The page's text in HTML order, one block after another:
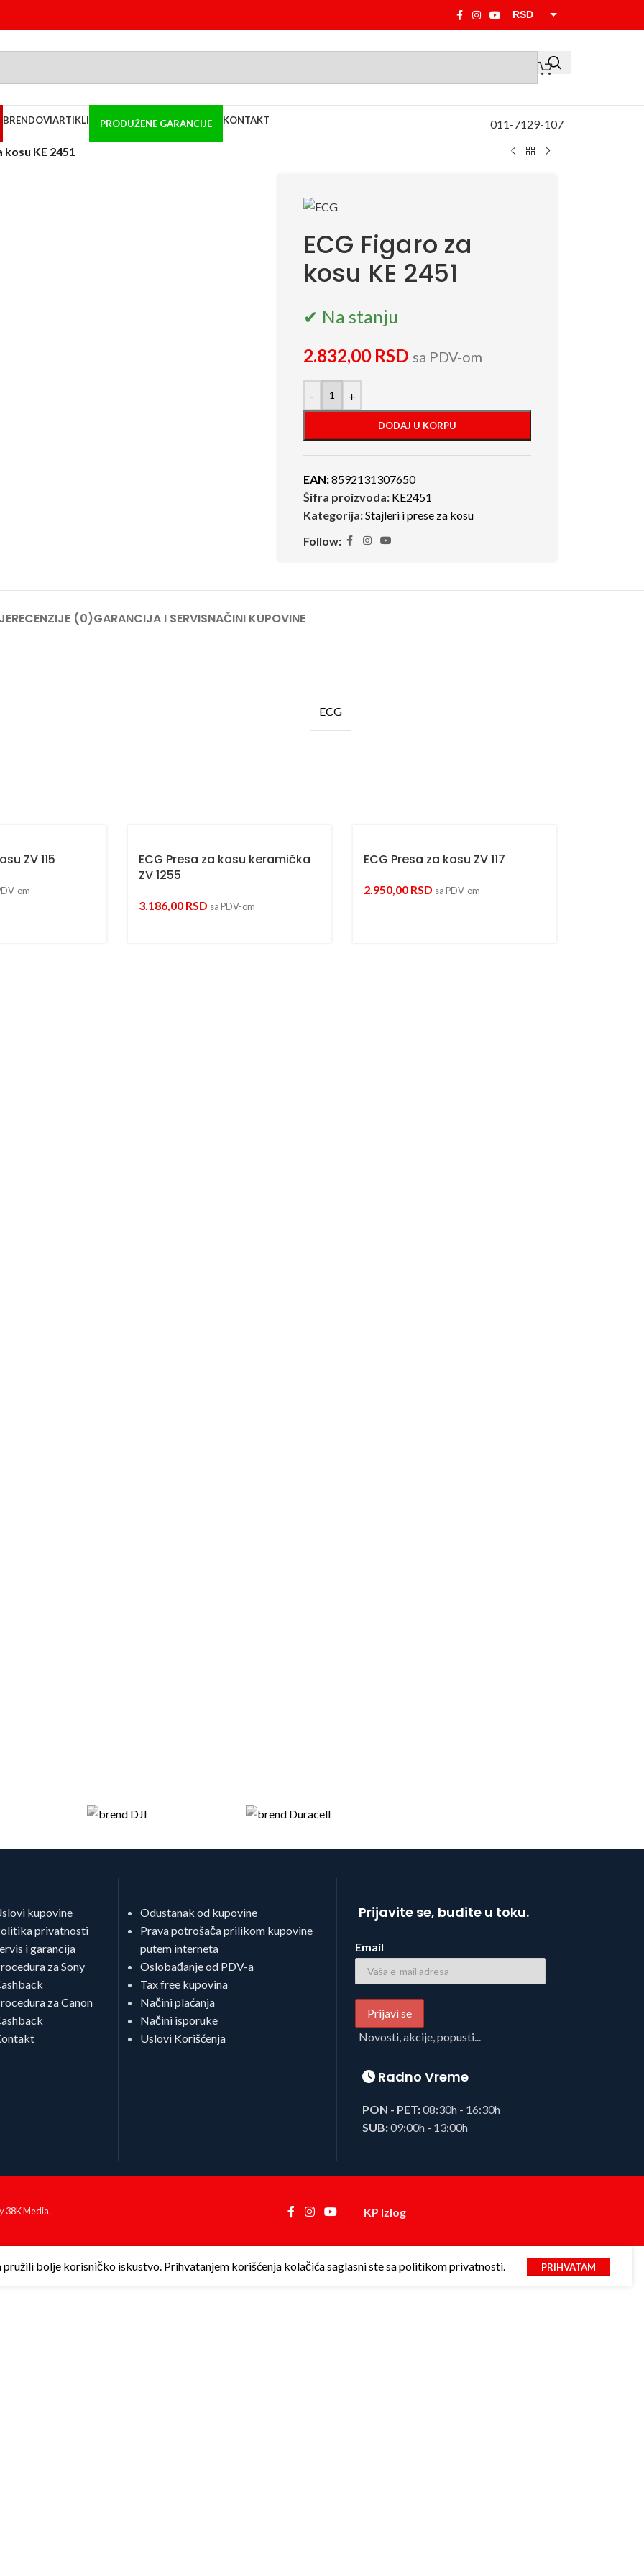
RSD
BRENDOVIARTIKLI PRODUŽENE GARANCIJE KONTAKT 011-7129-107
kosu KE 2451
ECG Figaro za
kosu KE 2451
✔ Na stanju
2.832,00 RSD sa PDV-om
- +
DODAJ U KORPU
EAN:8592131307650
Šifra proizvoda: KE2451
Kategorija:Stajleri i prese za kosu
Follow:
RECENZIJE (0)GARANCIJA I SERVISNAČINI KUPOVINE
ECG
ZV 115
om
ECG Presa za kosu keramička
ZV 1255
3.186,00 RSD sa PDV-om
ECG Presa za kosu ZV 117
2.950,00 RSD sa PDV-om
kupovine
privatnosti
i garancija
za Sony
za Canon
Odustanak od kupovine
Prava potrošača prilikom kupovine
putem interneta
Oslobađanje od PDV-a
Tax free kupovina
Načini plaćanja
Načini isporuke
Uslovi Korišćenja
Prijavite se, budite u toku.
Email
Novosti, akcije, popusti...
Radno Vreme
PON - PET:08:30h - 16:30h
SUB:09:00h - 13:00h
38K Media. KP Izlog
bolje korisničko iskustvo. Prihvatanjem korišćenja kolačića saglasni ste sa politikom privatnosti. PRIHVATAM